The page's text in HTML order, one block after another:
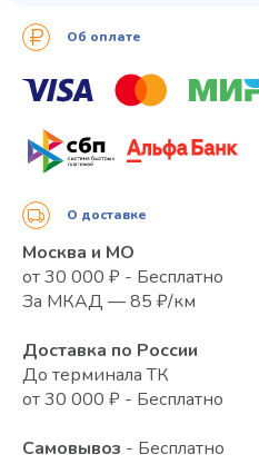
Об оплате
О доставке
Москва и МО
от 30 000 ₽ - Бесплатно
За МКАД — 85 ₽/км
Доставка по России
До терминала ТК
от 30 000 ₽ - Бесплатно
Самовывоз - Бесплатно